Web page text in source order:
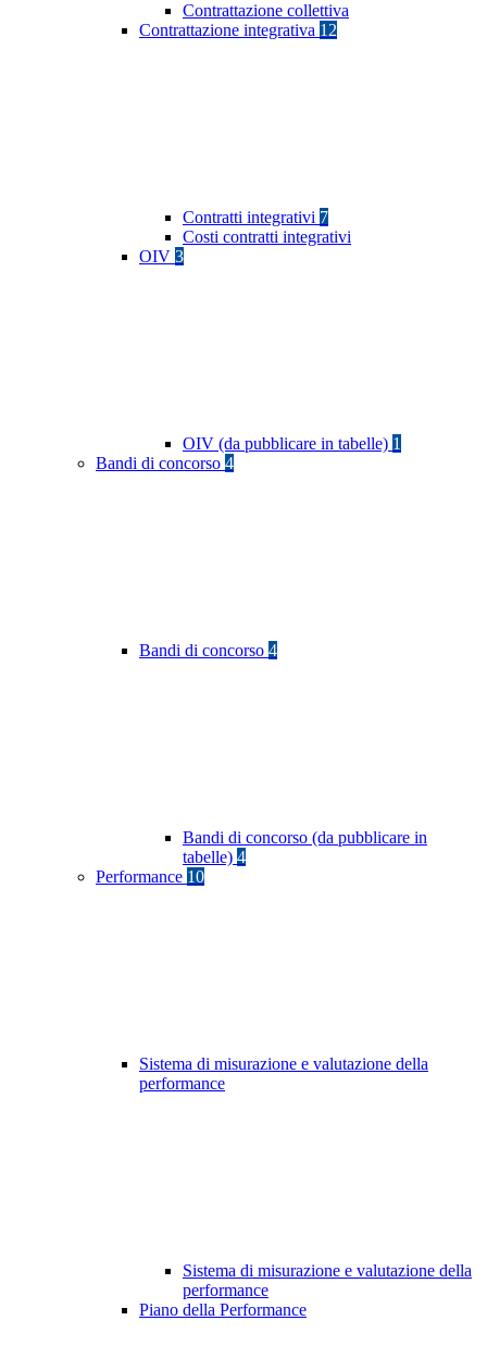
Contrattazione collettiva
Contrattazione integrativa 12
Contratti integrativi 7
Costi contratti integrativi
OIV 3
OIV (da pubblicare in tabelle) 1
Bandi di concorso 4
Bandi di concorso 4
Bandi di concorso (da pubblicare in
tabelle) 4
Performance 10
Sistema di misurazione e valutazione della
performance
Sistema di misurazione e valutazione della
performance
Piano della Performance